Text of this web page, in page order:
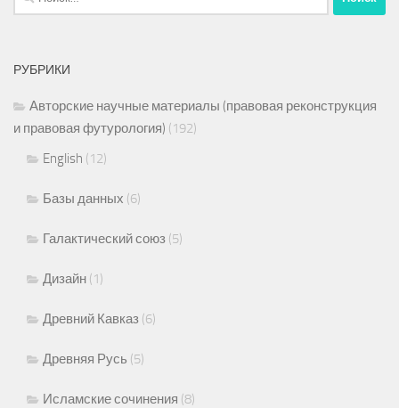
РУБРИКИ
Авторские научные материалы (правовая реконструкция
и правовая футурология) (192)
English (12)
Базы данных (6)
Галактический союз (5)
Дизайн (1)
Древний Кавказ (6)
Древняя Русь (5)
Исламские сочинения (8)